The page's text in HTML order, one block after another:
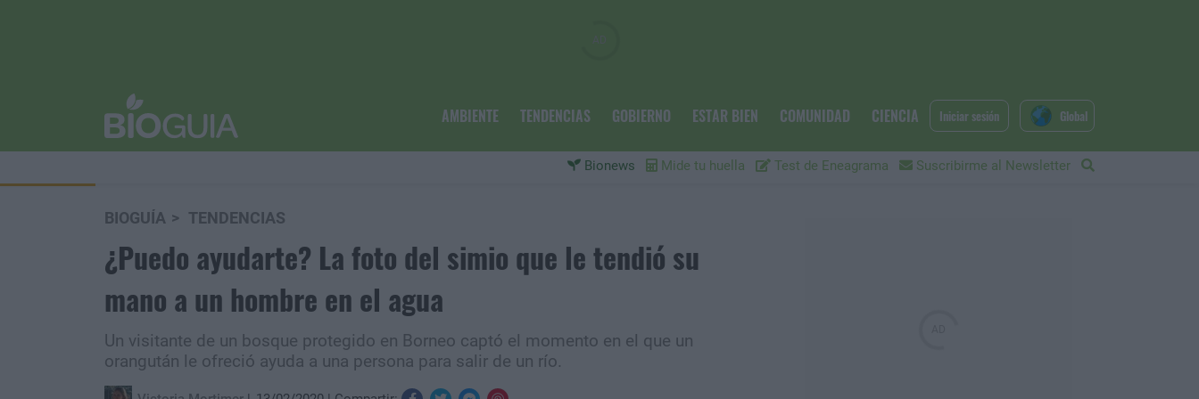
AMBIENTE TENDENCIAS GOBIERNO ESTAR BIEN COMUNIDAD CIENCIA
Bionews Mide tu huella Test de Eneagrama Suscribirme al Newsletter
Iniciar sesión Global
BIOGUÍA TENDENCIAS
¿Puedo ayudarte? La foto del simio que le tendió su
mano a un hombre en el agua
Un visitante de un bosque protegido en Borneo captó el momento en el que un
orangután le ofreció ayuda a una persona para salir de un río.